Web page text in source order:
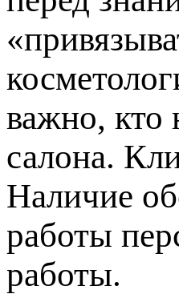
важно, кто
салона.
Наличие
работы
работы.